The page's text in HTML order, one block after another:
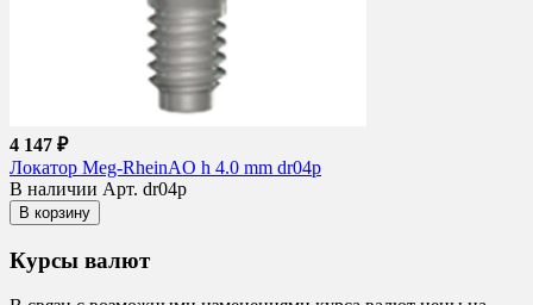
4 147 ₽
Локатор Meg-RheinAO h 4.0 mm dr04p
В наличии Арт. dr04p
В корзину
Курсы валют